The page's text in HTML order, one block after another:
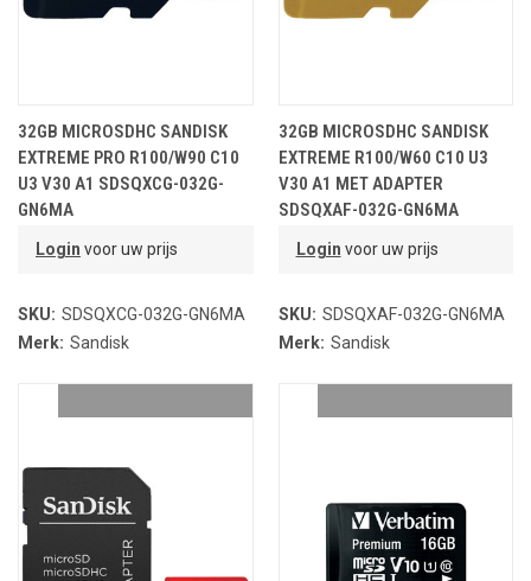
32GB MICROSDHC SANDISK
EXTREME PRO R100/W90 C10
U3 V30 A1 SDSQXCG-032G-
GN6MA
Login voor uw prijs
SKU: SDSQXCG-032G-GN6MA
Merk: Sandisk
32GB MICROSDHC SANDISK
EXTREME R100/W60 C10 U3
V30 A1 MET ADAPTER
SDSQXAF-032G-GN6MA
Login voor uw prijs
SKU: SDSQXAF-032G-GN6MA
Merk: Sandisk